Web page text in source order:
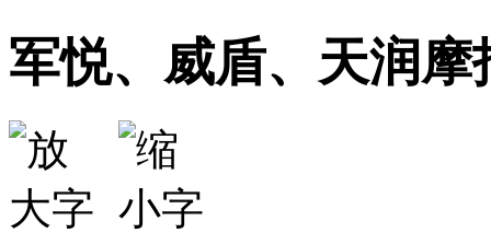
军悦、威盾、天润